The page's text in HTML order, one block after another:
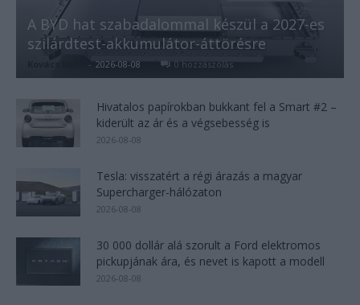
A BYD hat szabadalommal készül a 2027-es
szilárdtest-akkumulátor-áttörésre
- 2026-08-08 0 hozzászólás
Hivatalos papírokban bukkant fel a Smart #2 –
kiderült az ár és a végsebesség is
2026-08-08
Tesla: visszatért a régi árazás a magyar
Supercharger-hálózaton
2026-08-08
30 000 dollár alá szorult a Ford elektromos
pickupjának ára, és nevet is kapott a modell
2026-08-08